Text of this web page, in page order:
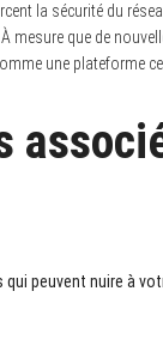
la sécurité du
mesure que de
une plateforme
peuvent nuire à